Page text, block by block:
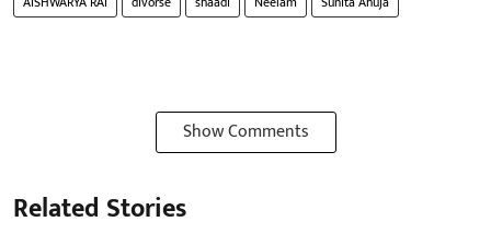
Show Comments
Related Stories